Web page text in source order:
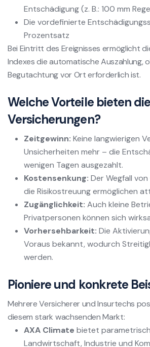
Entschädigung (z. B.: 100 mm
Die vordefinierte
Prozentsatz
Bei Eintritt des Ereignisses ermöglicht
Indexes die automatische Auszahlung,
Begutachtung vor Ort erforderlich ist.
Welche Vorteile bieten
Versicherungen?
Zeitgewinn: Keine langwierigen
Unsicherheiten mehr – die
wenigen Tagen ausgezahlt.
Kostensenkung: Der Wegfall
die Risikostreuung ermöglichen
Zugänglichkeit: Auch kleine
Privatpersonen können sich
Vorhersehbarkeit: Die
Voraus bekannt, wodurch
werden.
Pioniere und konkrete
Mehrere Versicherer und Insurtechs
diesem stark wachsenden Markt:
AXA Climate bietet
Landwirtschaft, Industrie und